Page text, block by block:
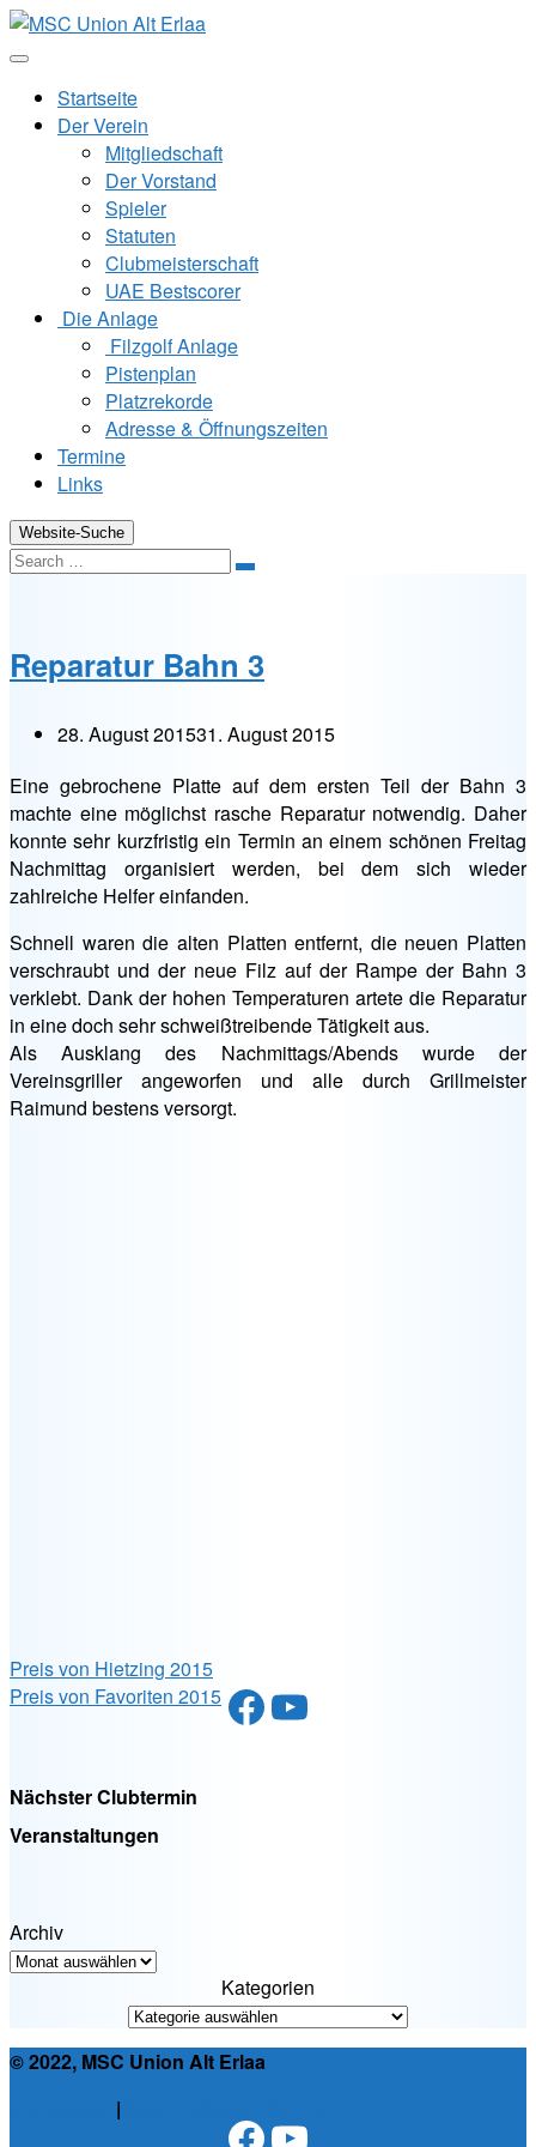
Zum
Inhalt
Startseite
Der Verein
Mitgliedschaft
Der Vorstand
Spieler
Statuten
Clubmeisterschaft
UAE Bestscorer
Die Anlage
Filzgolf Anlage
Pistenplan
Platzrekorde
Adresse & Öffnungszeiten
Termine
Links
Website-Suche
Search
Reparatur Bahn 3
28. August 201531. August 2015
Eine gebrochene Platte auf dem ersten Teil der Bahn 3
machte eine möglichst rasche Reparatur notwendig. Daher
konnte sehr kurzfristig ein Termin an einem schönen Freitag
Nachmittag organisiert werden, bei dem sich wieder
zahlreiche Helfer einfanden.
Schnell waren die alten Platten entfernt, die neuen Platten
verschraubt und der neue Filz auf der Rampe der Bahn 3
verklebt. Dank der hohen Temperaturen artete die Reparatur
in eine doch sehr schweißtreibende Tätigkeit aus.
Als Ausklang des Nachmittags/Abends wurde der
Vereinsgriller angeworfen und alle durch Grillmeister
Raimund bestens versorgt.
Preis von Hietzing 2015
Preis von Favoriten 2015 Facebook
YouTube
Nächster Clubtermin
Veranstaltungen
Archiv
Kategorien
© 2022, MSC Union Alt Erlaa
|